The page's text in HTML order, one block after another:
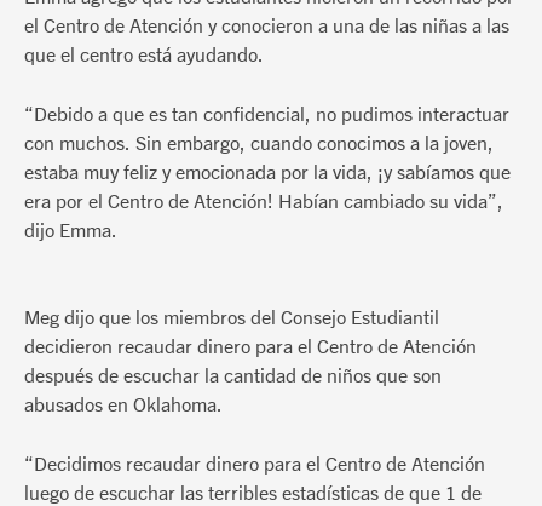
el Centro de Atención y conocieron a una de las niñas a las
que el centro está ayudando.
“Debido a que es tan confidencial, no pudimos interactuar
con muchos. Sin embargo, cuando conocimos a la joven,
estaba muy feliz y emocionada por la vida, ¡y sabíamos que
era por el Centro de Atención! Habían cambiado su vida”,
dijo Emma.
Meg dijo que los miembros del Consejo Estudiantil
decidieron recaudar dinero para el Centro de Atención
después de escuchar la cantidad de niños que son
abusados en Oklahoma.
“Decidimos recaudar dinero para el Centro de Atención
luego de escuchar las terribles estadísticas de que 1 de